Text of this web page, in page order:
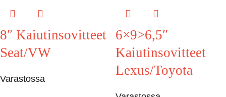
8″ Kaiutinsovitteet
Seat/VW
Varastossa
6×9>6,5″
Kaiutinsovitteet
Lexus/Toyota